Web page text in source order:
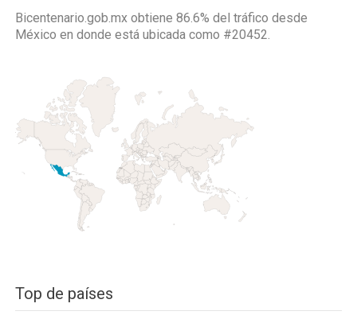
Bicentenario.gob.mx obtiene 86.6% del tráfico desde
México en donde está ubicada como #20452.
Top de países